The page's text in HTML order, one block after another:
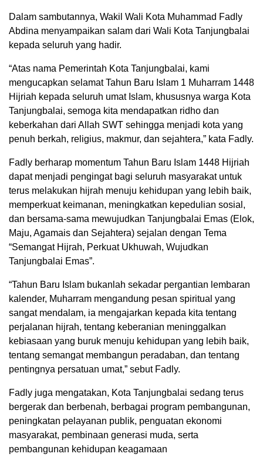
Dalam sambutannya, Wakil Wali Kota Muhammad Fadly
Abdina menyampaikan salam dari Wali Kota Tanjungbalai
kepada seluruh yang hadir.
“Atas nama Pemerintah Kota Tanjungbalai, kami
mengucapkan selamat Tahun Baru Islam 1 Muharram 1448
Hijriah kepada seluruh umat Islam, khususnya warga Kota
Tanjungbalai, semoga kita mendapatkan ridho dan
keberkahan dari Allah SWT sehingga menjadi kota yang
penuh berkah, religius, makmur, dan sejahtera,” kata Fadly.
Fadly berharap momentum Tahun Baru Islam 1448 Hijriah
dapat menjadi pengingat bagi seluruh masyarakat untuk
terus melakukan hijrah menuju kehidupan yang lebih baik,
memperkuat keimanan, meningkatkan kepedulian sosial,
dan bersama-sama mewujudkan Tanjungbalai Emas (Elok,
Maju, Agamais dan Sejahtera) sejalan dengan Tema
“Semangat Hijrah, Perkuat Ukhuwah, Wujudkan
Tanjungbalai Emas”.
“Tahun Baru Islam bukanlah sekadar pergantian lembaran
kalender, Muharram mengandung pesan spiritual yang
sangat mendalam, ia mengajarkan kepada kita tentang
perjalanan hijrah, tentang keberanian meninggalkan
kebiasaan yang buruk menuju kehidupan yang lebih baik,
tentang semangat membangun peradaban, dan tentang
pentingnya persatuan umat,” sebut Fadly.
Fadly juga mengatakan, Kota Tanjungbalai sedang terus
bergerak dan berbenah, berbagai program pembangunan,
peningkatan pelayanan publik, penguatan ekonomi
masyarakat, pembinaan generasi muda, serta
pembangunan kehidupan keagamaan